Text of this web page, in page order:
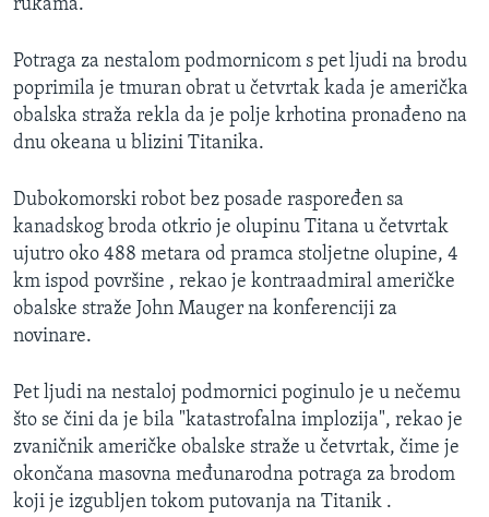
rukama.
Potraga za nestalom podmornicom s pet ljudi na brodu
poprimila je tmuran obrat u četvrtak kada je američka
obalska straža rekla da je polje krhotina pronađeno na
dnu okeana u blizini Titanika.
Dubokomorski robot bez posade raspoređen sa
kanadskog broda otkrio je olupinu Titana u četvrtak
ujutro oko 488 metara od pramca stoljetne olupine, 4
km ispod površine , rekao je kontraadmiral američke
obalske straže John Mauger na konferenciji za
novinare.
Pet ljudi na nestaloj podmornici poginulo je u nečemu
što se čini da je bila "katastrofalna implozija", rekao je
zvaničnik američke obalske straže u četvrtak, čime je
okončana masovna međunarodna potraga za brodom
koji je izgubljen tokom putovanja na Titanik .